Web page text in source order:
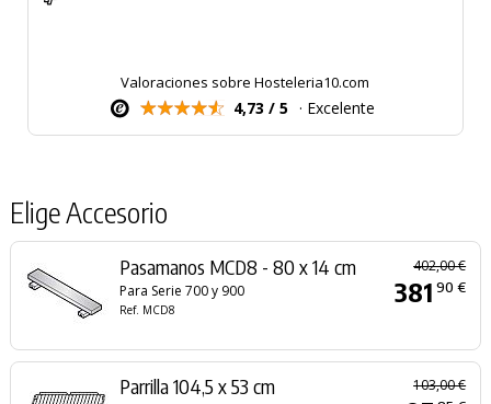
Valoraciones sobre Hosteleria10.com
4,73 / 5 · Excelente
Elige Accesorio
Pasamanos MCD8 - 80 x 14 cm
Para Serie 700 y 900
Ref. MCD8
402,00 €
381 90 €
Parrilla 104,5 x 53 cm 103,00 €